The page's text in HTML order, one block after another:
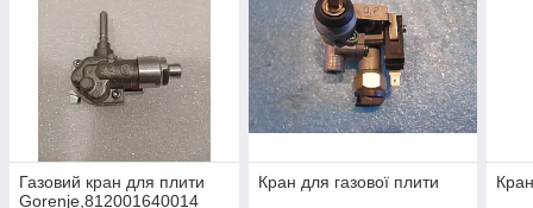
Газовий кран для плити
Gorenje,812001640014
Кран для газової плити